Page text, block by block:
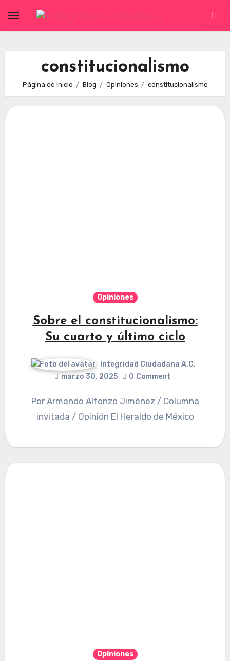
constitucionalismo
Página de inicio Blog Opiniones constitucionalismo
Opiniones
Sobre el constitucionalismo:
Su cuarto y último ciclo
Integridad Ciudadana A.C.
marzo 30, 2025
0 Comment
Por Armando Alfonzo Jiménez / Columna
invitada / Opinión El Heraldo de México
Opiniones